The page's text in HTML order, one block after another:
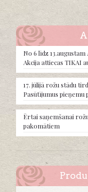
may
on
page
No 6 līdz 13.augustam
Akcija attiecas TIKAI
17. jūlijā rožu stādu
Pasūtījumus pieņemu
Ērtai saņemšanai
pakomātiem